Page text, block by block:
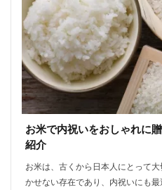
お米で内祝いをおしゃれに
紹介
お米は、古くから日本人にとって
かせない存在であり、内祝いにも